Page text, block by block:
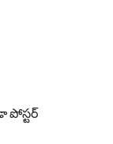
పోస్టర్